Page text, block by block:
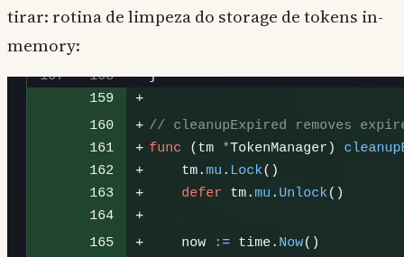
tirar: rotina de limpeza do storage de tokens in-
memory: